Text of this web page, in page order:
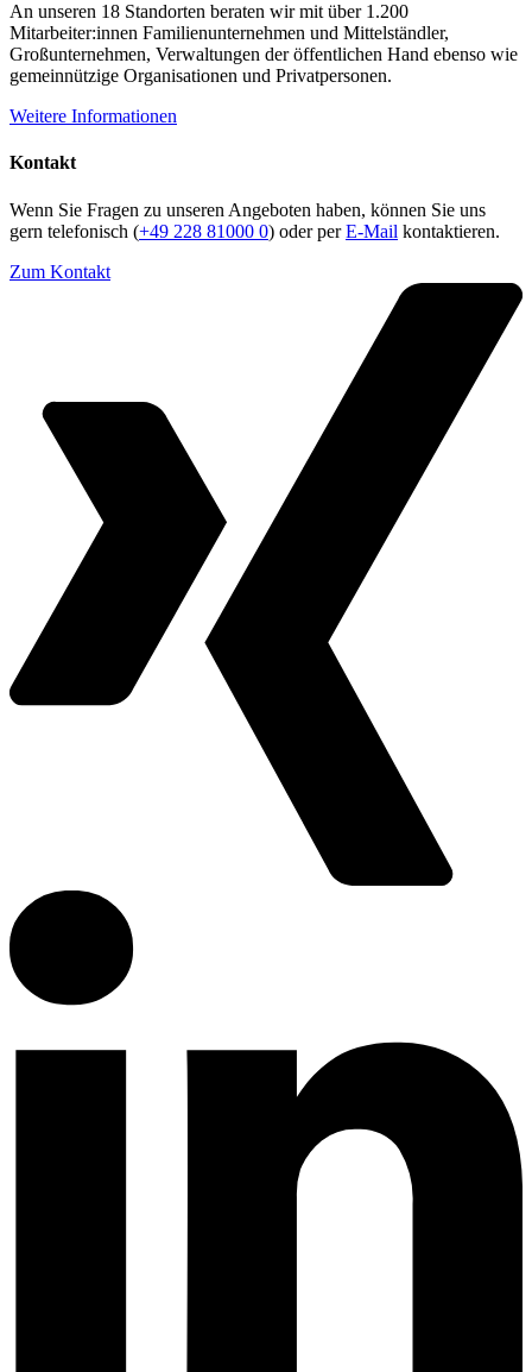
An unseren 18 Standorten beraten wir mit über 1.200
Mitarbeiter:innen Familienunternehmen und Mittelständler,
Großunternehmen, Verwaltungen der öffentlichen Hand ebenso wie
gemeinnützige Organisationen und Privatpersonen.
Weitere Informationen
Kontakt
Wenn Sie Fragen zu unseren Angeboten haben, können Sie uns
gern telefonisch (+49 228 81000 0) oder perE-Mail kontaktieren.
Zum Kontakt